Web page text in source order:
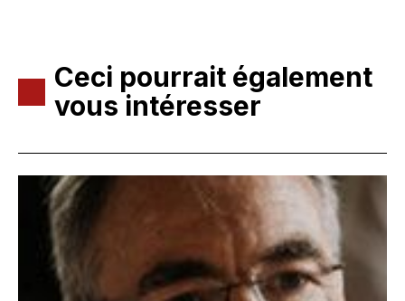
Ceci pourrait également
vous intéresser